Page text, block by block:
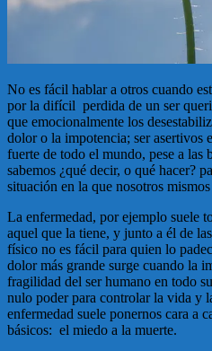
No es fácil hablar a otros cuando
por la difícil perdida de un ser
que emocionalmente los
dolor o la impotencia; ser asertivos
fuerte de todo el mundo, pese a las
sabemos ¿qué decir, o qué hacer?
situación en la que nosotros
La enfermedad, por ejemplo suele
aquel que la tiene, y junto a él de
físico no es fácil para quien lo
dolor más grande surge cuando la
fragilidad del ser humano en todo
nulo poder para controlar la vida y
enfermedad suele ponernos cara a
básicos: el miedo a la muerte.